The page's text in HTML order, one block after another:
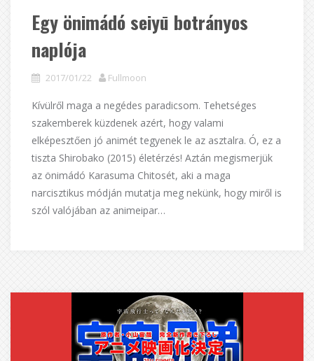
Egy önimádó seiyū botrányos
naplója
2017/01/22 Fullmoon
Kívülről maga a negédes paradicsom. Tehetséges
szakemberek küzdenek azért, hogy valami
elképesztően jó animét tegyenek le az asztalra. Ó, ez a
tiszta Shirobako (2015) életérzés! Aztán megismerjük
az önimádó Karasuma Chitosét, aki a maga
narcisztikus módján mutatja meg nekünk, hogy miről is
szól valójában az animeipar…